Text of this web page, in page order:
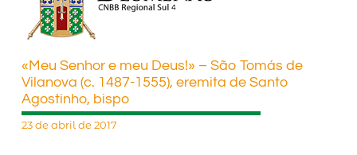
«Meu Senhor e meu Deus!» – São Tomás de
Vilanova (c. 1487-1555), eremita de Santo
Agostinho, bispo
23 de abril de 2017